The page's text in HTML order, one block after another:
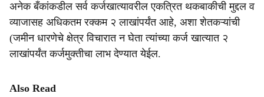
अनेक बँकांकडील सर्व कर्जखात्यावरील एकत्रित थकबाकीची मुद्दल व
व्याजासह अधिकतम रक्कम २ लाखांपर्यंत आहे, अशा शेतकऱ्यांची
(जमीन धारणेचे क्षेत्र विचारात न घेता त्यांच्या कर्ज खात्यात २
लाखांपर्यंत कर्जमुक्तीचा लाभ देण्यात येईल.
Also Read